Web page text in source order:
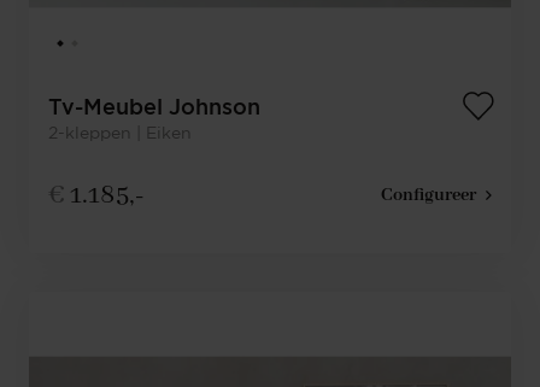
Tv-Meubel Johnson
2-kleppen | Eiken
€ 1.185,- Configureer